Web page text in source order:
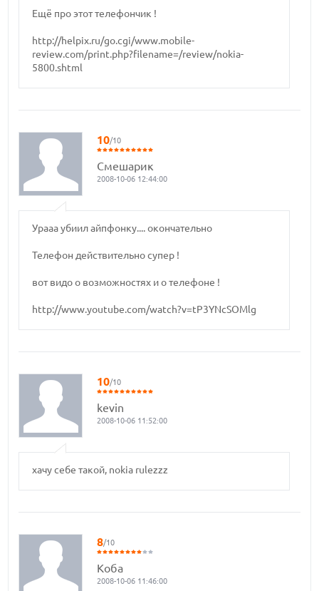
Ещё про этот телефончик !
http://helpix.ru/go.cgi/www.mobile-
review.com/print.php?filename=/review/nokia-
5800.shtml
10/10
Смешарик
2008-10-06 12:44:00
Урааа убиил айпфонку.... окончательно
Телефон действительно супер !
вот видо о возможностях и о телефоне !
http://www.youtube.com/watch?v=tP3YNcSOMlg
10/10
kevin
2008-10-06 11:52:00
хачу себе такой, nokia rulezzz
8/10
Коба
2008-10-06 11:46:00